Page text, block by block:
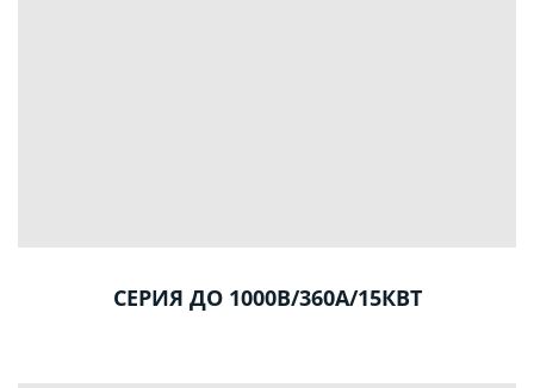
СЕРИЯ ДО 1000В/360А/15КВТ